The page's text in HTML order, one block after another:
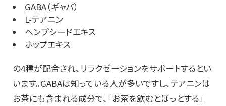
GABA（ギャバ）
L-テアニン
ヘンプシードエキス
ホップエキス
の4種が配合され、リラクゼーションをサポートするとい
います。GABAは知っている人が多いですし、テアニンは
お茶にも含まれる成分で、「お茶を飲むとほっとする」